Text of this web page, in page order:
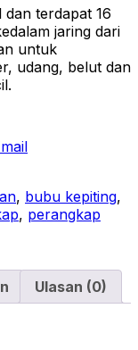
terdapat 16
jaring dari
untuk
udang, belut dan
, bubu kepiting,
, perangkap
Ulasan (0)